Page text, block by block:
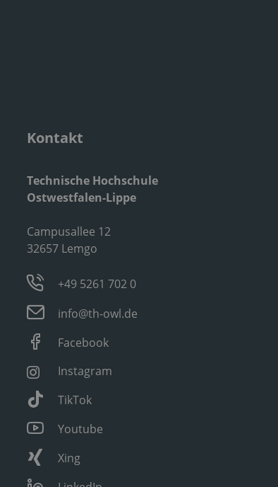
Kontakt
Technische Hochschule
Ostwestfalen-Lippe
Campusallee 12
32657 Lemgo
+49 5261 702 0
info@th-owl.de
Facebook
Instagram
TikTok
Youtube
Xing